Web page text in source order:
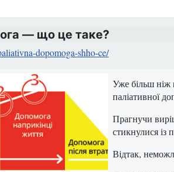
— що це таке?
dopomoga-shho-ce/
Уже більш ніж
паліативної
Прагнучи
стикнулися із
Відтак,